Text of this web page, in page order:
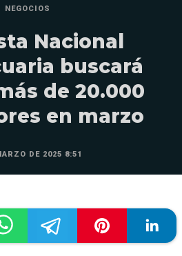
NEGOCIOS
Nacional
buscará
de 20.000
en marzo
DE 2025 8:51